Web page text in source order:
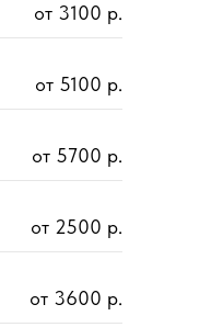
от 3100 р.
от 5100 р.
от 5700 р.
от 2500 р.
от 3600 р.